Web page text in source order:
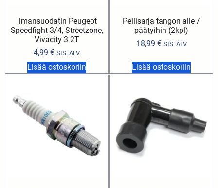
Ilmansuodatin Peugeot
Speedfight 3/4, Streetzone,
Vivacity 3 2T
4,99 € SIS. ALV
Lisää ostoskoriin
Peilisarja tangon alle /
päätyihin (2kpl)
18,99 € SIS. ALV
Lisää ostoskoriin